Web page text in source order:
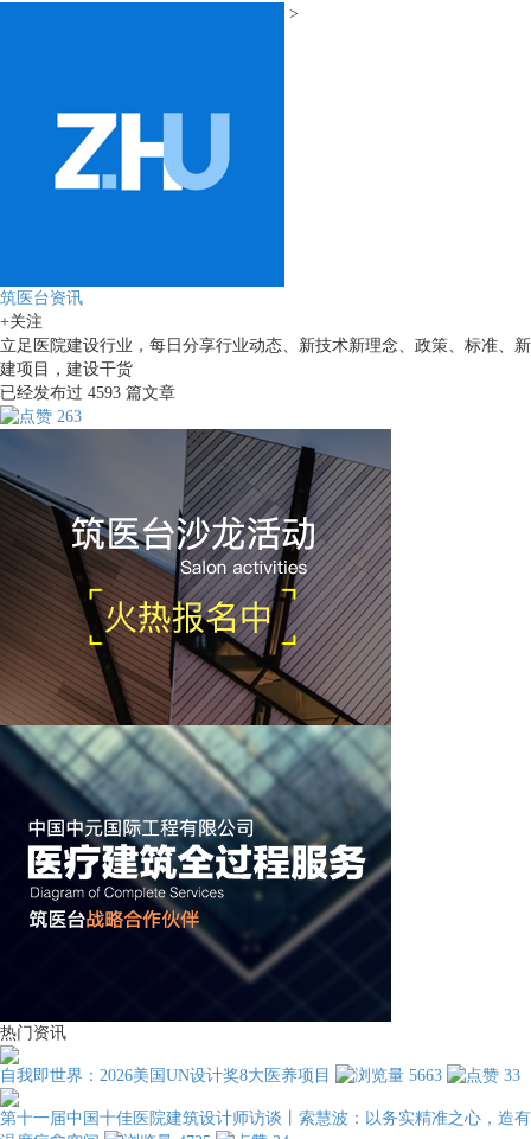
>
筑医台资讯
+关注
立足医院建设行业，每日分享行业动态、新技术新理念、政策、标准、新
建项目，建设干货
已经发布过 4593 篇文章
263
热门资讯
自我即世界：2026美国UN设计奖8大医养项目 5663 33
第十一届中国十佳医院建筑设计师访谈丨索慧波：以务实精准之心，造有